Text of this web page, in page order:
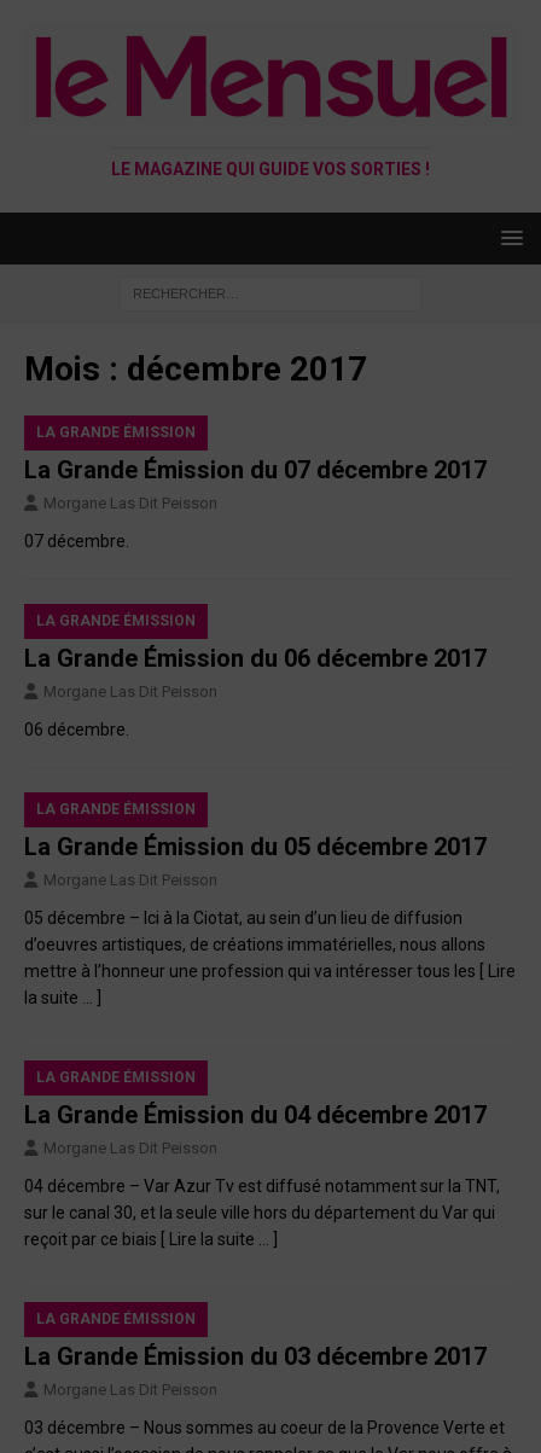
LE MAGAZINE QUI GUIDE VOS SORTIES !
Mois : décembre 2017
LA GRANDE ÉMISSION
La Grande Émission du 07 décembre 2017
Morgane Las Dit Peisson
07 décembre.
LA GRANDE ÉMISSION
La Grande Émission du 06 décembre 2017
Morgane Las Dit Peisson
06 décembre.
LA GRANDE ÉMISSION
La Grande Émission du 05 décembre 2017
Morgane Las Dit Peisson
05 décembre – Ici à la Ciotat, au sein d’un lieu de diffusion
d’oeuvres artistiques, de créations immatérielles, nous allons
mettre à l’honneur une profession qui va intéresser tous les [ Lire
la suite … ]
LA GRANDE ÉMISSION
La Grande Émission du 04 décembre 2017
Morgane Las Dit Peisson
04 décembre – Var Azur Tv est diffusé notamment sur la TNT,
sur le canal 30, et la seule ville hors du département du Var qui
reçoit par ce biais [ Lire la suite … ]
LA GRANDE ÉMISSION
La Grande Émission du 03 décembre 2017
Morgane Las Dit Peisson
03 décembre – Nous sommes au coeur de la Provence Verte et